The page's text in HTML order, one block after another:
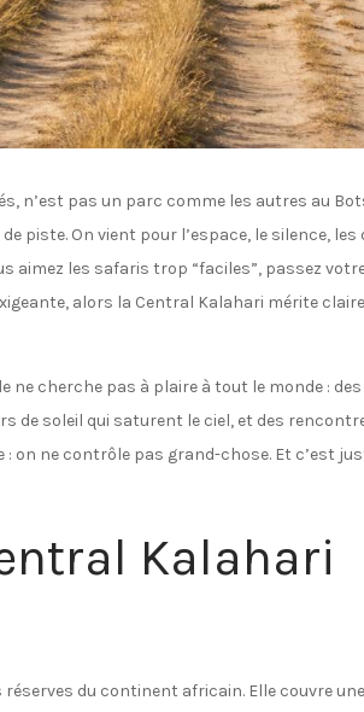
n’est pas un parc comme les autres au
piste. On vient pour l’espace, le silence,
aimez les safaris trop “faciles”, passez
alors la Central Kalahari mérite
ne cherche pas à plaire à tout le monde :
de soleil qui saturent le ciel, et des
on ne contrôle pas grand-chose. Et c’est
Kalahari
réserves du continent africain. Elle couvre